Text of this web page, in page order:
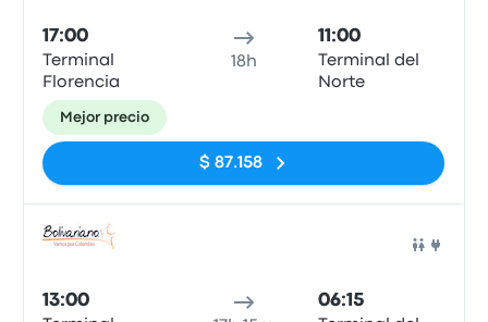
17:00
Terminal
Florencia
18h
11:00
Terminal del
Norte
Mejor precio
$ 87.158
13:00 06:15